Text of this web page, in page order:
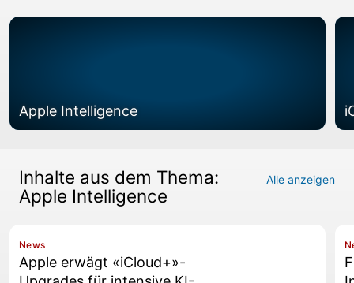
Apple Intelligence
Inhalte aus dem Thema:
Apple Intelligence
Alle anzeigen
News
Apple erwägt «iCloud+»-